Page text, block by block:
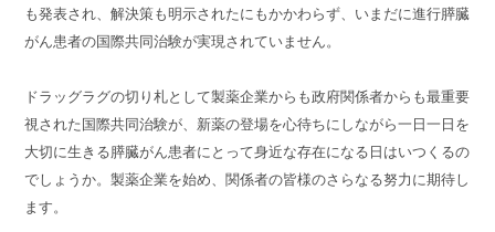
も発表され、解決策も明示されたにもかかわらず、いまだに進行膵臓
がん患者の国際共同治験が実現されていません。
ドラッグラグの切り札として製薬企業からも政府関係者からも最重要
視された国際共同治験が、新薬の登場を心待ちにしながら一日一日を
大切に生きる膵臓がん患者にとって身近な存在になる日はいつくるの
でしょうか。製薬企業を始め、関係者の皆様のさらなる努力に期待し
ます。